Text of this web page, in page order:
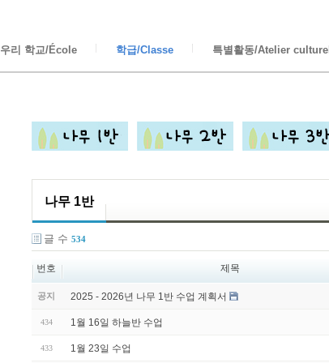
우리 학교/École 학급/Classe 특별활동/Atelier culturel
나무 1반
글 수 534
번호 제목
공지 2025 - 2026년 나무 1반 수업 계획서
434 1월 16일 하늘반 수업
433 1월 23일 수업